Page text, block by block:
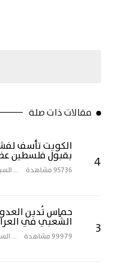
مقالات ذات صلة
4
الكويت تأسف
بقبول فلسطين
95736 مشاهدة ...السبت 20
3
حماس تُدين
الشّعبي في
99979 مشاهدة ...السبت 20